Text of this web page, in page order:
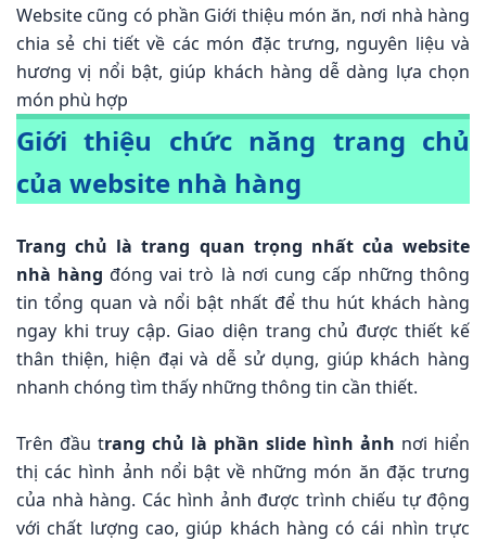
Website cũng có phần Giới thiệu món ăn, nơi nhà hàng
chia sẻ chi tiết về các món đặc trưng, nguyên liệu và
hương vị nổi bật, giúp khách hàng dễ dàng lựa chọn
món phù hợp
Giới thiệu chức năng trang chủ
của website nhà hàng
Trang chủ là trang quan trọng nhất của website
nhà hàng đóng vai trò là nơi cung cấp những thông
tin tổng quan và nổi bật nhất để thu hút khách hàng
ngay khi truy cập. Giao diện trang chủ được thiết kế
thân thiện, hiện đại và dễ sử dụng, giúp khách hàng
nhanh chóng tìm thấy những thông tin cần thiết.
Trên đầu trang chủ là phần slide hình ảnh nơi hiển
thị các hình ảnh nổi bật về những món ăn đặc trưng
của nhà hàng. Các hình ảnh được trình chiếu tự động
với chất lượng cao, giúp khách hàng có cái nhìn trực